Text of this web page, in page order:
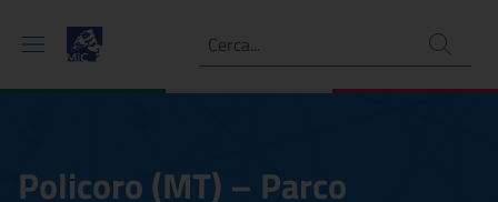
Ricerca
Policoro (MT) – Parco